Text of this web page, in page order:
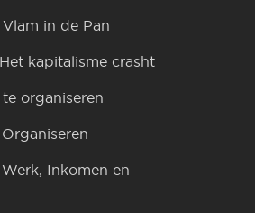
in de Pan
kapitalisme crasht
organiseren
Inkomen en